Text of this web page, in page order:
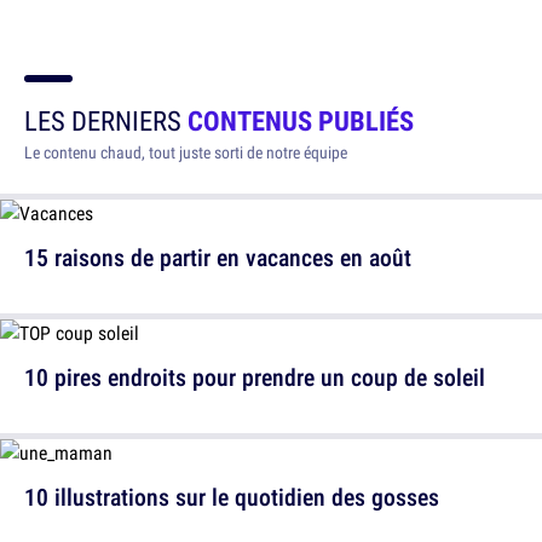
LES DERNIERS CONTENUS PUBLIÉS
Le contenu chaud, tout juste sorti de notre équipe
15 raisons de partir en vacances en août
10 illustrations sur le quotidien des gosses
10 pires endroits pour prendre un coup de soleil